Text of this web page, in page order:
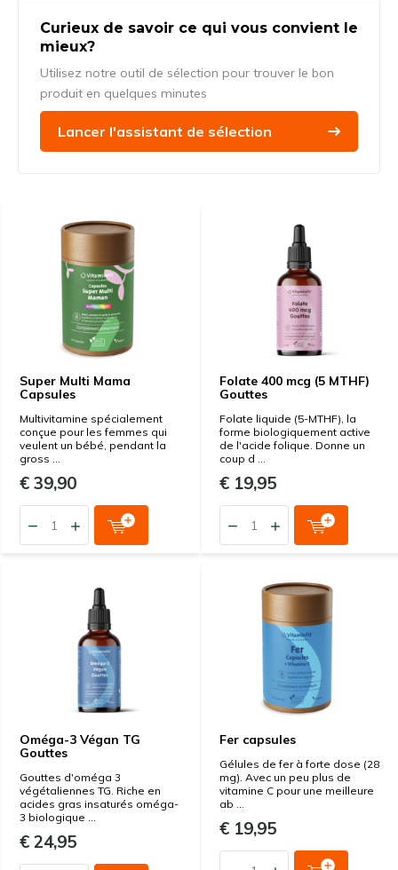
Curieux de savoir ce qui vous convient le
mieux?
Utilisez notre outil de sélection pour trouver le bon
produit en quelques minutes
Lancer l'assistant de sélection
Super Multi Mama
Capsules
Multivitamine spécialement
conçue pour les femmes qui
veulent un bébé, pendant la
gross ...
€ 39,90
Folate 400 mcg (5 MTHF)
Gouttes
Folate liquide (5-MTHF), la
forme biologiquement active
de l'acide folique. Donne un
coup d ...
€ 19,95
Oméga-3 Végan TG
Gouttes
Gouttes d'oméga 3
végétaliennes TG. Riche en
acides gras insaturés oméga-
3 biologique ...
€ 24,95
Fer capsules
Gélules de fer à forte dose (28
mg). Avec un peu plus de
vitamine C pour une meilleure
ab ...
€ 19,95